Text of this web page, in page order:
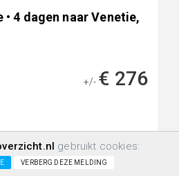
4 dagen naar Venetie,
+/- € 276
gebruikt cookies:
VERBERG DEZE MELDING